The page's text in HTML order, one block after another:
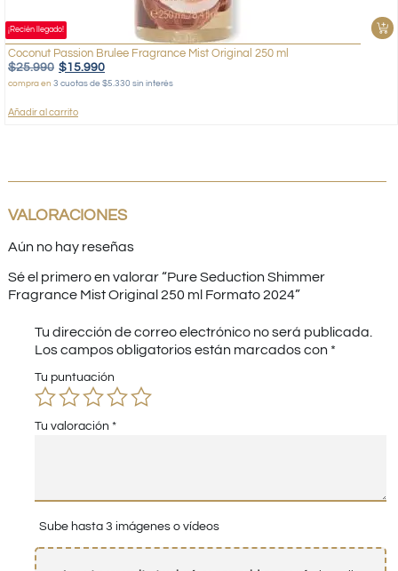
¡Recién llegado!
Coconut Passion Brulee Fragrance Mist Original 250 ml
$25.990 $15.990
compra en 3 cuotas de $5.330 sin interés
Añadir al carrito
VALORACIONES
Aún no hay reseñas
Sé el primero en valorar “Pure Seduction Shimmer
Fragrance Mist Original 250 ml Formato 2024”
Tu dirección de correo electrónico no será publicada.
Los campos obligatorios están marcados con *
Tu puntuación
Tu valoración *
Sube hasta 3 imágenes o vídeos